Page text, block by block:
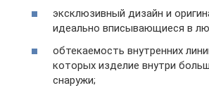
эксклюзивный дизайн и
идеально вписывающиеся в
обтекаемость внутренних
которых изделие внутри
снаружи;